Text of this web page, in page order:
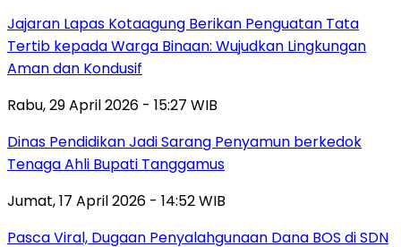
Jajaran Lapas Kotaagung Berikan Penguatan Tata
Tertib kepada Warga Binaan: Wujudkan Lingkungan
Aman dan Kondusif
Rabu, 29 April 2026 - 15:27 WIB
Dinas Pendidikan Jadi Sarang Penyamun berkedok
Tenaga Ahli Bupati Tanggamus
Jumat, 17 April 2026 - 14:52 WIB
Pasca Viral, Dugaan Penyalahgunaan Dana BOS di SDN